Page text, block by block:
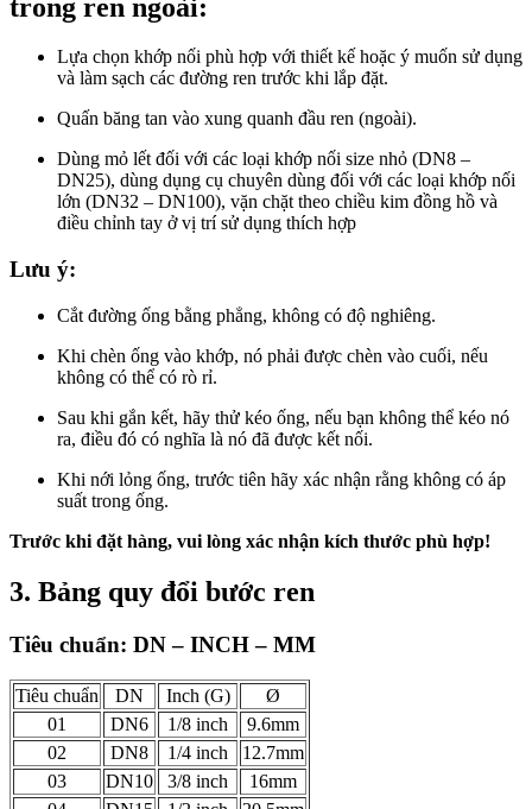
trong ren ngoài:
Lựa chọn khớp nối phù hợp với thiết kế hoặc ý muốn sử dụng
và làm sạch các đường ren trước khi lắp đặt.
Quấn băng tan vào xung quanh đầu ren (ngoài).
Dùng mỏ lết đối với các loại khớp nối size nhỏ (DN8 –
DN25), dùng dụng cụ chuyên dùng đối với các loại khớp nối
lớn (DN32 – DN100), vặn chặt theo chiều kim đồng hồ và
điều chỉnh tay ở vị trí sử dụng thích hợp
Lưu ý:
Cắt đường ống bằng phẳng, không có độ nghiêng.
Khi chèn ống vào khớp, nó phải được chèn vào cuối, nếu
không có thể có rò rỉ.
Sau khi gắn kết, hãy thử kéo ống, nếu bạn không thể kéo nó
ra, điều đó có nghĩa là nó đã được kết nối.
Khi nới lỏng ống, trước tiên hãy xác nhận rằng không có áp
suất trong ống.
Trước khi đặt hàng, vui lòng xác nhận kích thước phù hợp!
3. Bảng quy đổi bước ren
Tiêu chuẩn: DN – INCH – MM
Tiêu chuẩn DN Inch (G)
Ø
01
DN6 1/8 inch
9.6mm
02
DN8 1/4 inch
12.7mm
03
DN10 3/8 inch
16mm